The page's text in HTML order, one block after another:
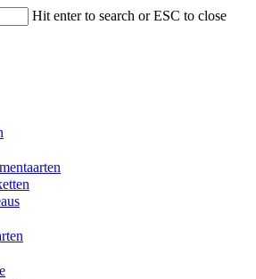
Hit enter to search or ESC to close